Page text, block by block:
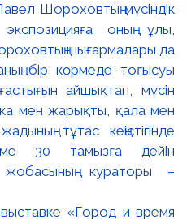
Шороховтың мүсіндік
оның ұлы,
шығармалары да
бір көрмеде тоғысуы
айшықтап, мүсін
мен жарықты, қала мен
тұтас кеңістігінде
30 тамызға дейін
кураторы –